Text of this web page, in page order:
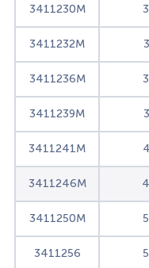
3411230M
3411232M
3411236M
3411239M
3411241M
3411246M
3411250M
3411256